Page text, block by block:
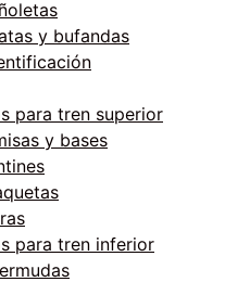
y bufandas
para tren superior
y bases
para tren inferior